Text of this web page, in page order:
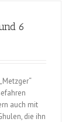
6
auch mit
die ihn